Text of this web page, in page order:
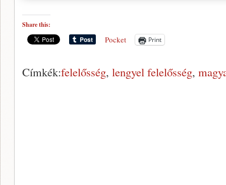
Share this:
Pocket Print
Címkék:felelősség, lengyel felelősség,